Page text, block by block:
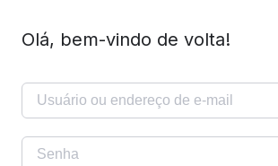
Olá, bem-vindo de volta!